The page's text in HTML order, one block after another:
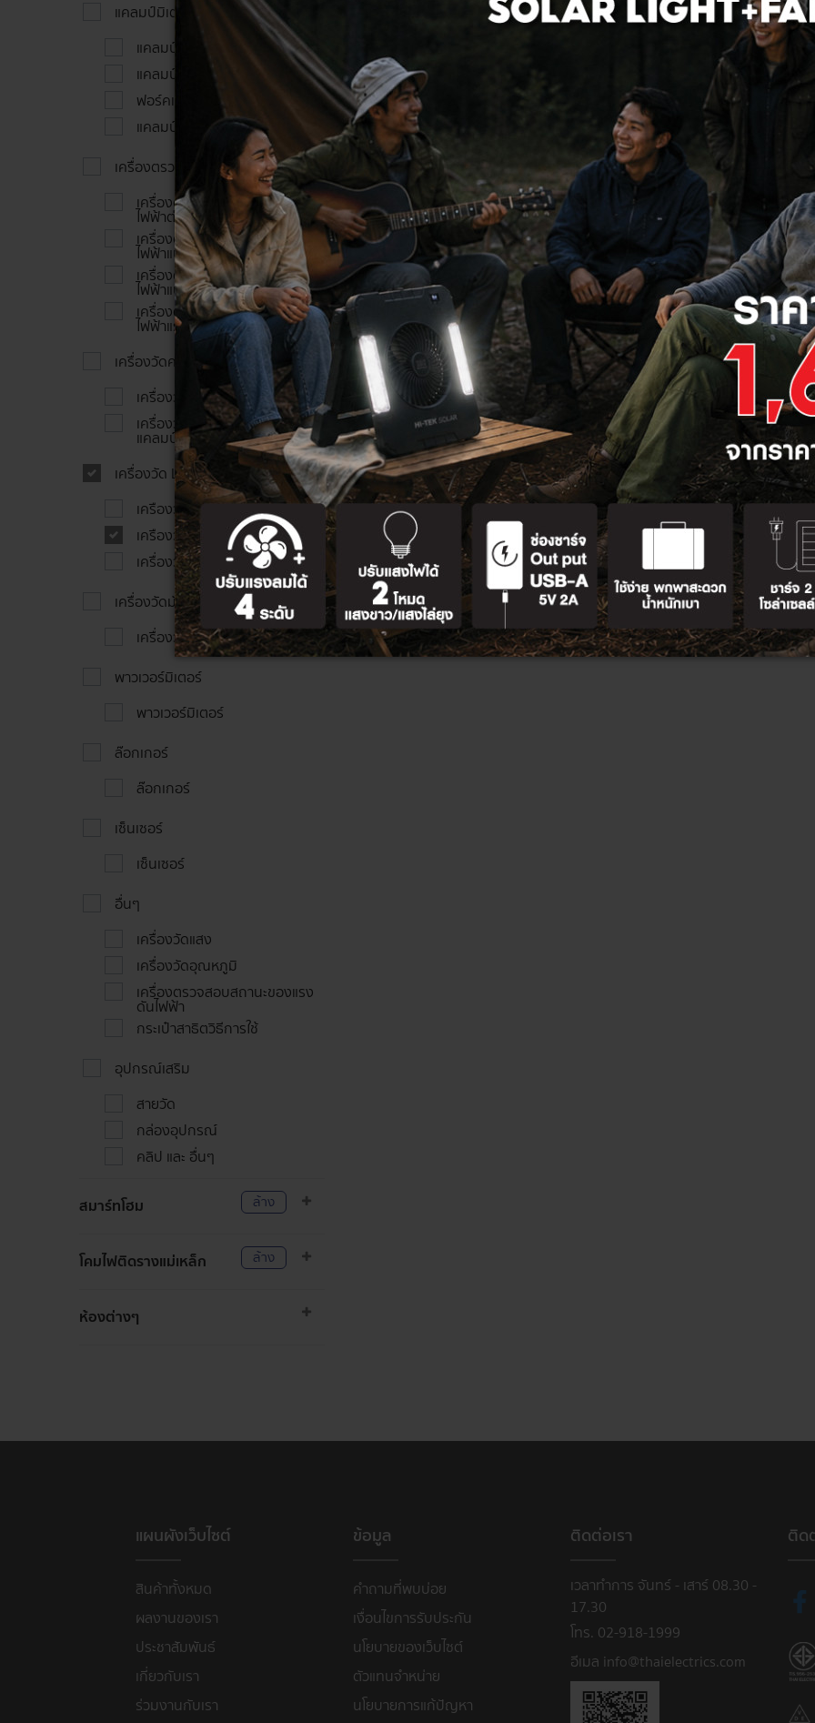
แคลมป์มิเตอร์
แคลมป์ติมิเตอร์แบบเข็ม
แคลมป์มิเตอร์แบบดิจิตัล
ฟอร์คแคลมป์มิเตอร์
แคลมป์มิเตอร์วัดกระแสไฟรั่วไหล
เครื่องตรวจสอบความเป็นฉนวน
เครื่องตรวจสอบความเป็นฉนวน
ไฟฟ้าต่อเนื่องแบบเข็ม
เครื่องตรวจสอบความเป็นฉนวน
ไฟฟ้าแบบดิจิตัล
เครื่องตรวจสอบความเป็นฉนวน
ไฟฟ้าแบบเข็ม
เครื่องตรวจสอบความเป็นฉนวน
ไฟฟ้าแรงสูง
เครื่องวัดความต้านทานดิน
เครื่องวัดความต้านทานดิน
เครื่องวัดความต้านทานดินแบบ
แคลมป์
เครื่องวัด LOOP/PSC/RCD
เครืองวัด LOOP/PSC
เครืองวัด LOOP/PFC/PSC
เครื่องวัด RCD
เครื่องวัดมัลติฟังค์ชั่น
เครื่องวัดมัลติฟังค์ชั่น
พาวเวอร์มิเตอร์
พาวเวอร์มิเตอร์
ล๊อกเกอร์
ล๊อกเกอร์
เซ็นเซอร์
เซ็นเซอร์
อื่นๆ
เครื่องวัดแสง
เครื่องวัดอุณหภูมิ
เครื่องตรวจสอบสถานะของแรง
ดันไฟฟ้า
กระเป๋าสาธิตวิธีการใช้
อุปกรณ์เสริม
สายวัด
กล่องอุปกรณ์
คลิป และ อื่นๆ
สมาร์ทโฮม ล้าง
โคมไฟติดรางแม่เหล็ก ล้าง
ห้องต่างๆ
แผนผังเว็บไซต์
สินค้าทั้งหมด
ผลงานของเรา
ประชาสัมพันธ์
เกี่ยวกับเรา
ร่วมงานกับเรา
ข้อมูล
คำถามที่พบบ่อย
เงื่อนไขการรับประกัน
นโยบายของเว็บไซต์
ตัวแทนจำหน่าย
นโยบายการแก้ปัญหา
ติดต่อเรา
เวลาทำการ จันทร์ - เสาร์ 08.30 -
17.30
โทร. 02-918-1999
อีเมล info@thaielectrics.com
ติด